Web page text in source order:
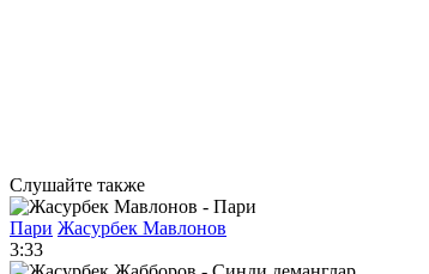
Слушайте также
Пари Жасурбек Мавлонов
3:33